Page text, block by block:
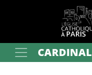
Votre recherche
Panneau de gestion des